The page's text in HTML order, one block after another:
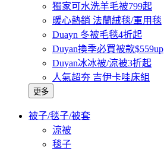
獨家可水洗羊毛被799起
暖心熱銷 法蘭絨毯/軍用毯
Duayn 冬被毛毯4折起
Duyan換季必買被款$559up
Duyan冰冰被/涼被3折起
人氣超夯 吉伊卡哇床組
更多
被子/毯子/被套
涼被
毯子